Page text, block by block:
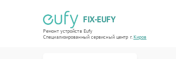
FIX-EUFY
Ремонт устройств Eufy
Специализированный cервисный центр г.Киров